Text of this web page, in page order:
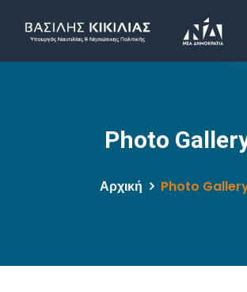
Photo
Αρχική Photo